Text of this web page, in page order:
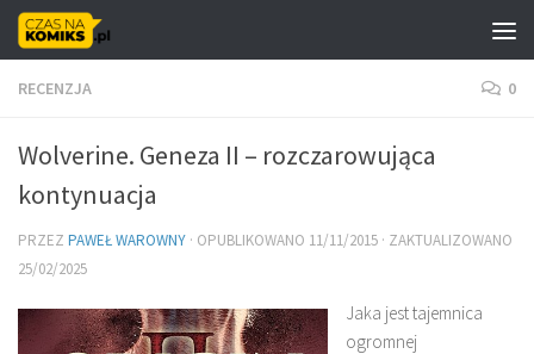
Skip to content
RECENZJA 0
Wolverine. Geneza II – rozczarowująca
kontynuacja
PRZEZ PAWEŁ WAROWNY · OPUBLIKOWANO 11/11/2015 · ZAKTUALIZOWANO
25/02/2025
Jaka jest tajemnica
ogromnej